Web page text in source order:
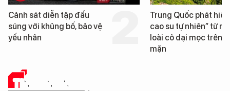
Cảnh sát diễn tập đấu
súng với khủng bố, bảo vệ
yếu nhân
Trung Quốc phát hiện
cao su tự nhiên” từ
loài cỏ dại mọc trên
mặn
TIN CÔNG NGHỆ